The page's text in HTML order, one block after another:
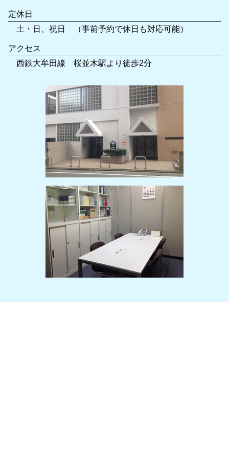
定休日
土・日、祝日 （事前予約で休日も対応可能）
アクセス
西鉄大牟田線 桜並木駅より徒歩2分